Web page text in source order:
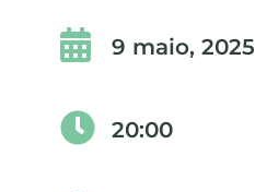
 9 maio, 2025
 20:00